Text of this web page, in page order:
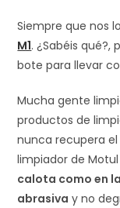
Siempre que nos
M1. ¿Sabéis qué?,
bote para llevar
Mucha gente
productos de
nunca recupera el
limpiador de
calota como en
abrasiva y no